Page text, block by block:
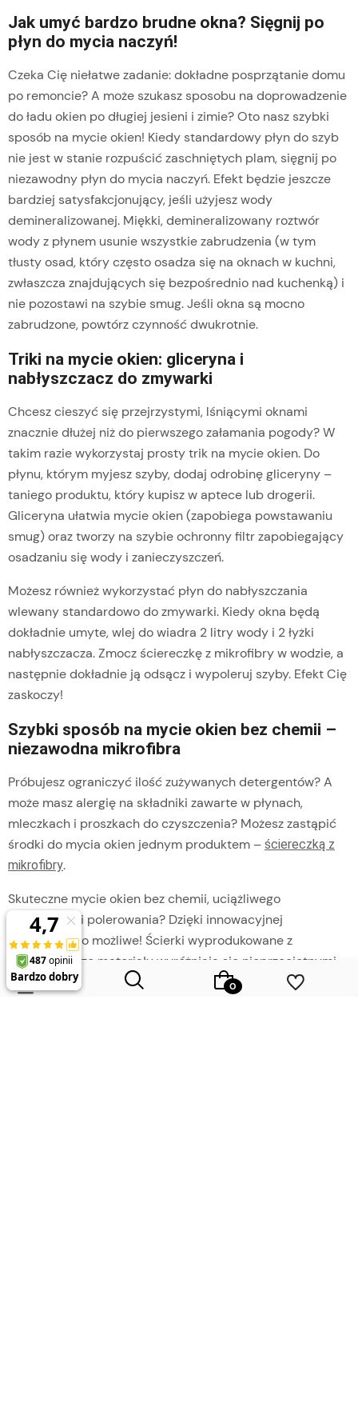
Jak umyć bardzo brudne okna? Sięgnij po
płyn do mycia naczyń!
Czeka Cię niełatwe zadanie: dokładne posprzątanie domu
po remoncie? A może szukasz sposobu na doprowadzenie
do ładu okien po długiej jesieni i zimie? Oto nasz szybki
sposób na mycie okien! Kiedy standardowy płyn do szyb
nie jest w stanie rozpuścić zaschniętych plam, sięgnij po
niezawodny płyn do mycia naczyń. Efekt będzie jeszcze
bardziej satysfakcjonujący, jeśli użyjesz wody
demineralizowanej. Miękki, demineralizowany roztwór
wody z płynem usunie wszystkie zabrudzenia (w tym
tłusty osad, który często osadza się na oknach w kuchni,
zwłaszcza znajdujących się bezpośrednio nad kuchenką) i
nie pozostawi na szybie smug. Jeśli okna są mocno
zabrudzone, powtórz czynność dwukrotnie.
Triki na mycie okien: gliceryna i
nabłyszczacz do zmywarki
Chcesz cieszyć się przejrzystymi, lśniącymi oknami
znacznie dłużej niż do pierwszego załamania pogody? W
takim razie wykorzystaj prosty trik na mycie okien. Do
płynu, którym myjesz szyby, dodaj odrobinę gliceryny –
taniego produktu, który kupisz w aptece lub drogerii.
Gliceryna ułatwia mycie okien (zapobiega powstawaniu
smug) oraz tworzy na szybie ochronny filtr zapobiegający
osadzaniu się wody i zanieczyszczeń.
Możesz również wykorzystać płyn do nabłyszczania
wlewany standardowo do zmywarki. Kiedy okna będą
dokładnie umyte, wlej do wiadra 2 litry wody i 2 łyżki
nabłyszczacza. Zmocz ściereczkę z mikrofibry w wodzie, a
następnie dokładnie ją odsącz i wypoleruj szyby. Efekt Cię
zaskoczy!
Szybki sposób na mycie okien bez chemii –
niezawodna mikrofibra
Próbujesz ograniczyć ilość zużywanych detergentów? A
może masz alergię na składniki zawarte w płynach,
mleczkach i proszkach do czyszczenia? Możesz zastąpić
środki do mycia okien jednym produktem – ściereczką z
mikrofibry.
Skuteczne mycie okien bez chemii, uciążliwego
czyszczenia i polerowania? Dzięki innowacyjnej
mikrofibrze to możliwe! Ścierki wyprodukowane z
nowoczesnego materiału wyróżniają się nieprzeciętnymi
właściwościami, które pozwalają skutecznie czyścić i